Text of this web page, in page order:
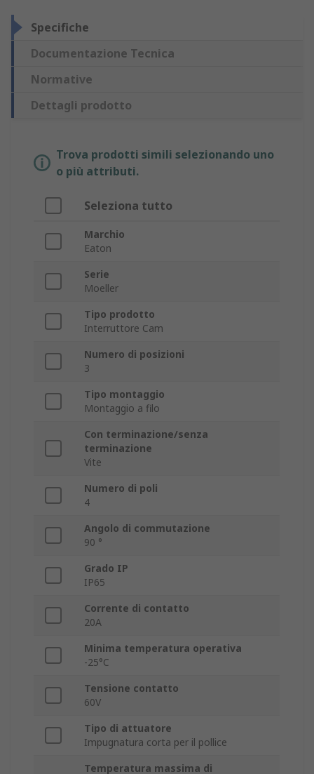
Specifiche
Documentazione Tecnica
Normative
Dettagli prodotto
Trova prodotti simili selezionando uno
o più attributi.
Seleziona tutto
Marchio
Eaton
Serie
Moeller
Tipo prodotto
Interruttore Cam
Numero di posizioni
3
Tipo montaggio
Montaggio a filo
Con terminazione/senza
terminazione
Vite
Numero di poli
4
Angolo di commutazione
90 °
Grado IP
IP65
Corrente di contatto
20A
Minima temperatura operativa
-25°C
Tensione contatto
60V
Tipo di attuatore
Impugnatura corta per il pollice
Temperatura massima di